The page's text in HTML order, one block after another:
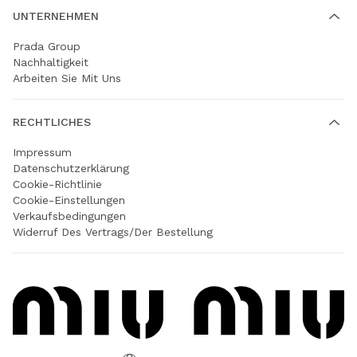
UNTERNEHMEN
Prada Group
Nachhaltigkeit
Arbeiten Sie Mit Uns
RECHTLICHES
Impressum
Datenschutzerklärung
Cookie-Richtlinie
Cookie-Einstellungen
Verkaufsbedingungen
Widerruf Des Vertrags/der Bestellung